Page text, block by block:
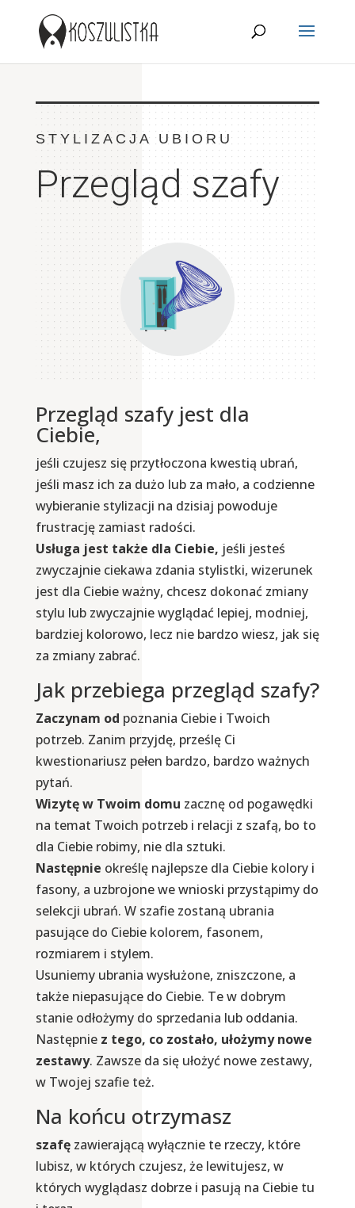
STYLIZACJA UBIORU
Przegląd szafy
Przegląd szafy jest dla
Ciebie,
jeśli czujesz się przytłoczona kwestią ubrań,
jeśli masz ich za dużo lub za mało, a codzienne
wybieranie stylizacji na dzisiaj powoduje
frustrację zamiast radości.
Usługa jest także dla Ciebie, jeśli jesteś
zwyczajnie ciekawa zdania stylistki, wizerunek
jest dla Ciebie ważny, chcesz dokonać zmiany
stylu lub zwyczajnie wyglądać lepiej, modniej,
bardziej kolorowo, lecz nie bardzo wiesz, jak się
za zmiany zabrać.
Jak przebiega przegląd szafy?
Zaczynam od poznania Ciebie i Twoich
potrzeb. Zanim przyjdę, prześlę Ci
kwestionariusz pełen bardzo, bardzo ważnych
pytań.
Wizytę w Twoim domu zacznę od pogawędki
na temat Twoich potrzeb i relacji z szafą, bo to
dla Ciebie robimy, nie dla sztuki.
Następnie określę najlepsze dla Ciebie kolory i
fasony, a uzbrojone we wnioski przystąpimy do
selekcji ubrań. W szafie zostaną ubrania
pasujące do Ciebie kolorem, fasonem,
rozmiarem i stylem.
Usuniemy ubrania wysłużone, zniszczone, a
także niepasujące do Ciebie. Te w dobrym
stanie odłożymy do sprzedania lub oddania.
Następnie z tego, co zostało, ułożymy nowe
zestawy. Zawsze da się ułożyć nowe zestawy,
w Twojej szafie też.
Na końcu otrzymasz
szafęzawierającą wyłącznie te rzeczy, które
lubisz, w których czujesz, że lewitujesz, w
których wyglądasz dobrze i pasują na Ciebie tu